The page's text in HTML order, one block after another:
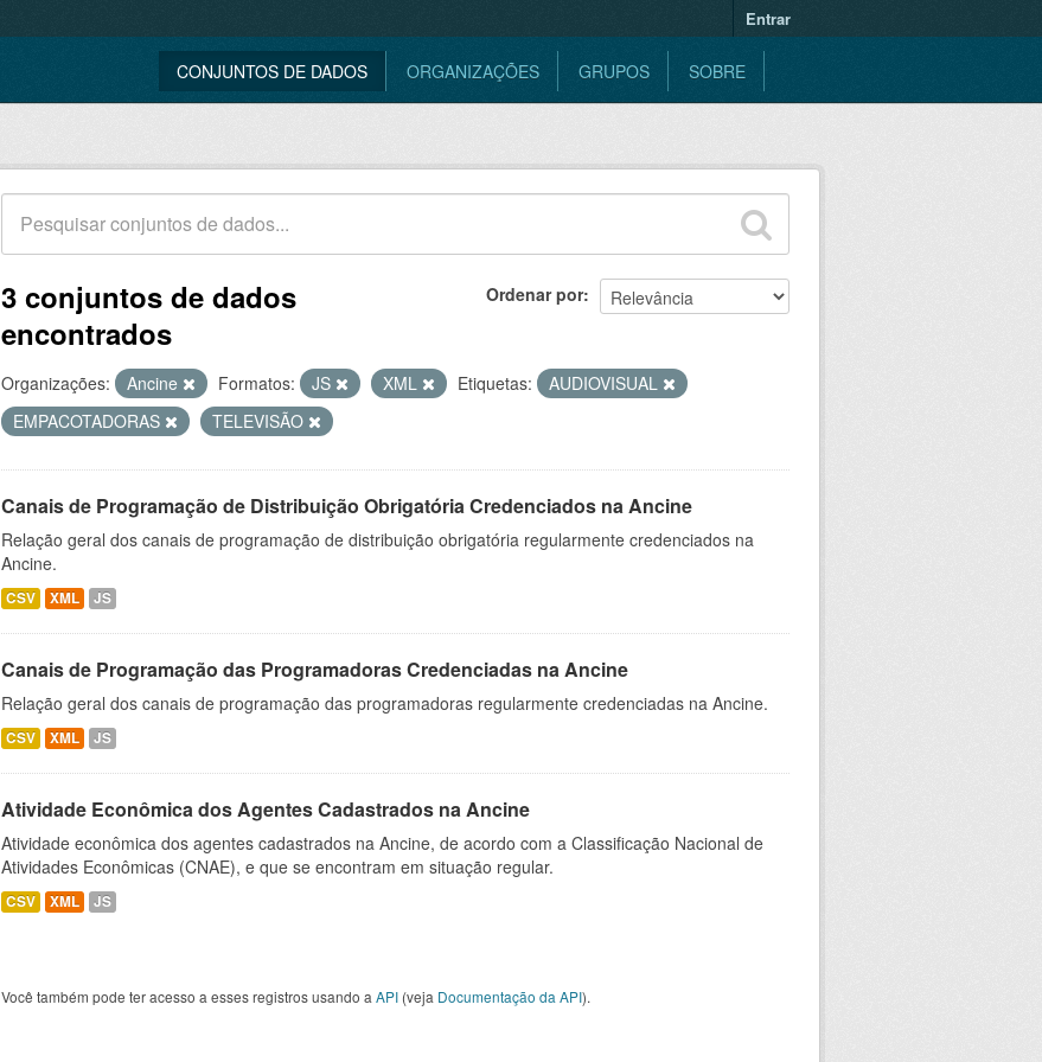
Entrar
CONJUNTOS DE DADOS ORGANIZAÇÕES GRUPOS SOBRE
Ordenar por
3 conjuntos de dados
encontrados
Organizações: Ancine Formatos: JS XML Etiquetas:
AUDIOVISUAL
EMPACOTADORAS
TELEVISÃO
Canais de Programação de Distribuição Obrigatória Credenciados na Ancine
Relação geral dos canais de programação de distribuição obrigatória regularmente credenciados na
Ancine.
CSV XML JS
Canais de Programação das Programadoras Credenciadas na Ancine
Relação geral dos canais de programação das programadoras regularmente credenciadas na Ancine.
CSV XML JS
Atividade Econômica dos Agentes Cadastrados na Ancine
Atividade econômica dos agentes cadastrados na Ancine, de acordo com a Classificação Nacional de
Atividades Econômicas (CNAE), e que se encontram em situação regular.
CSV XML JS
Você também pode ter acesso a esses registros usando a API (veja Documentação da API).